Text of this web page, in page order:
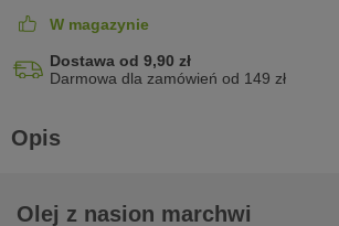
W magazynie
Dostawa od 9,90 zł
Darmowa dla zamówień od 149 zł
Opis
Olej z nasion marchwi